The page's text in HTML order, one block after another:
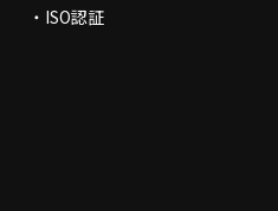
ISO認証